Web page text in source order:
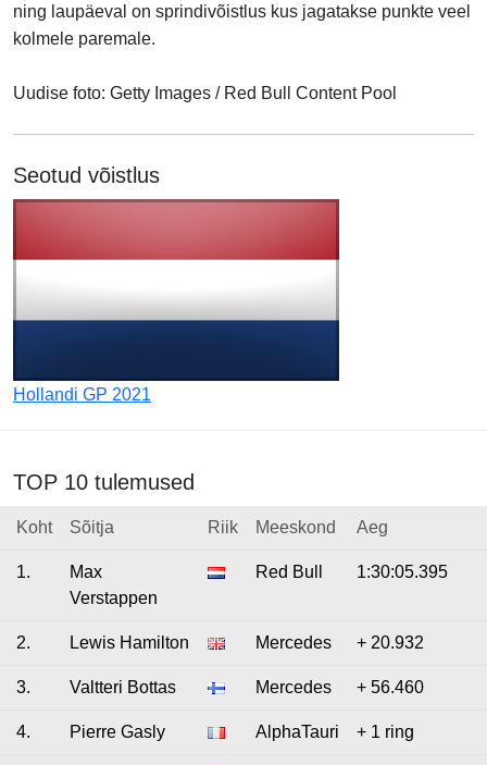
ning laupäeval on sprindivõistlus kus jagatakse punkte veel
kolmele paremale.
Uudise foto: Getty Images / Red Bull Content Pool
Seotud võistlus
Hollandi GP 2021
TOP 10 tulemused
Koht Sõitja Riik Meeskond Aeg
1.
Max
Verstappen
Red Bull 1:30:05.395
2. Lewis Hamilton Mercedes + 20.932
3. Valtteri Bottas Mercedes + 56.460
4. Pierre Gasly AlphaTauri + 1 ring